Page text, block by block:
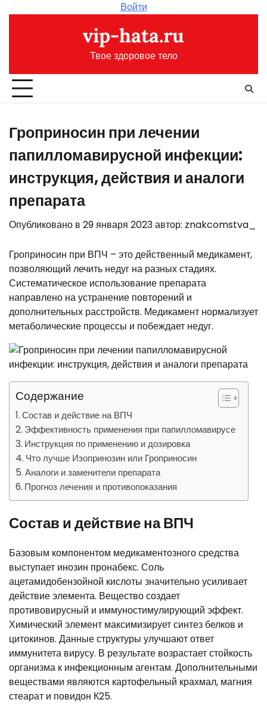
Войти
vip-hata.ru
Твое здоровое тело
Гроприносин при лечении
папилломавирусной инфекции:
инструкция, действия и аналоги
препарата
Опубликовано в 29 января 2023автор: znakcomstva_
Гроприносин при ВПЧ – это действенный медикамент,
позволяющий лечить недуг на разных стадиях.
Систематическое использование препарата
направлено на устранение повторений и
дополнительных расстройств. Медикамент нормализует
метаболические процессы и побеждает недуг.
Содержание
Состав и действие на ВПЧ
Эффективность применения при папилломавирусе
Инструкция по применению и дозировка
Что лучше Изопринозин или Гроприносин
Аналоги и заменители препарата
Прогноз лечения и противопоказания
Состав и действие на ВПЧ
Базовым компонентом медикаментозного средства
выступает инозин пронабекс. Соль
ацетамидобензойной кислоты значительно усиливает
действие элемента. Вещество создает
противовирусный и иммуностимулирующий эффект.
Химический элемент максимизирует синтез белков и
цитокинов. Данные структуры улучшают ответ
иммунитета вирусу. В результате возрастает стойкость
организма к инфекционным агентам. Дополнительными
веществами являются картофельный крахмал, магния
стеарат и повидон К25.